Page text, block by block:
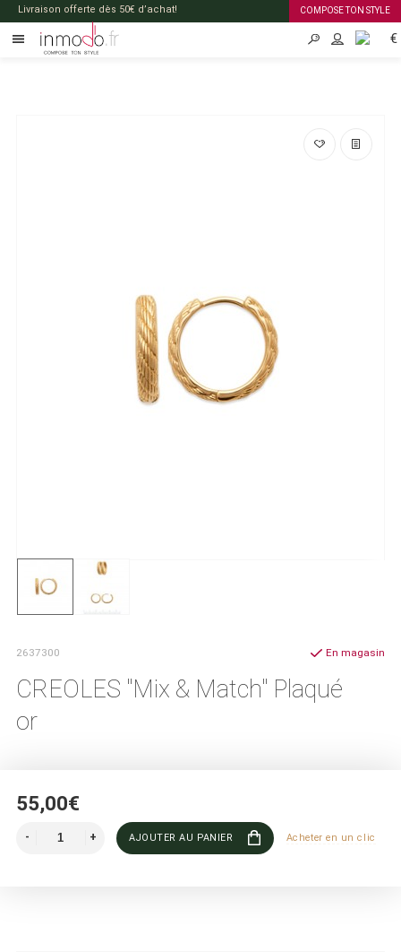
COMPOSE TON STYLE
Livraison offerte dès 50€ d’achat!
FR €
2637300
CREOLES "Mix & Match" Plaqué
or
En magasin
55,00€
AJOUTER AU PANIER Acheter en un clic